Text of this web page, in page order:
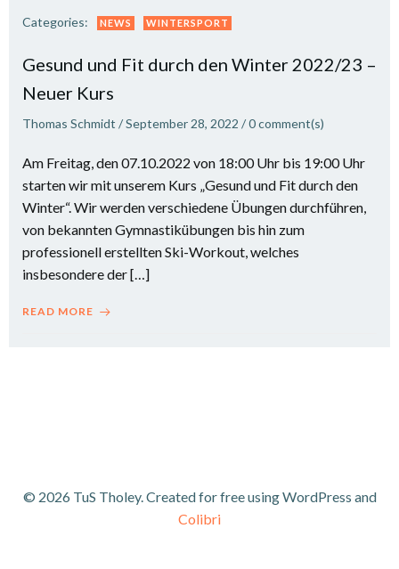
Categories: NEWS WINTERSPORT
Gesund und Fit durch den Winter 2022/23 –
Neuer Kurs
Thomas Schmidt /September 28, 2022 /0comment(s)
Am Freitag, den 07.10.2022 von 18:00 Uhr bis 19:00 Uhr
starten wir mit unserem Kurs „Gesund und Fit durch den
Winter“. Wir werden verschiedene Übungen durchführen,
von bekannten Gymnastikübungen bis hin zum
professionell erstellten Ski-Workout, welches
insbesondere der […]
READ MORE
© 2026 TuS Tholey. Created for free using WordPress and
Colibri